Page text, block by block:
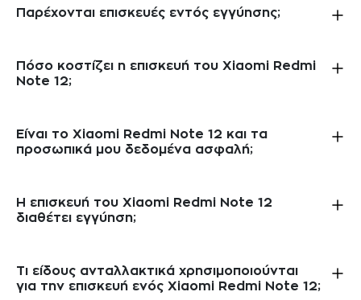
Παρέχονται επισκευές εντός εγγύησης;
Πόσο κοστίζει η επισκευή του Xiaomi Redmi
Note 12;
Είναι το Xiaomi Redmi Note 12 και τα
προσωπικά μου δεδομένα ασφαλή;
Η επισκευή του Xiaomi Redmi Note 12
διαθέτει εγγύηση;
Τι είδους ανταλλακτικά χρησιμοποιούνται
για την επισκευή ενός Xiaomi Redmi Note 12;